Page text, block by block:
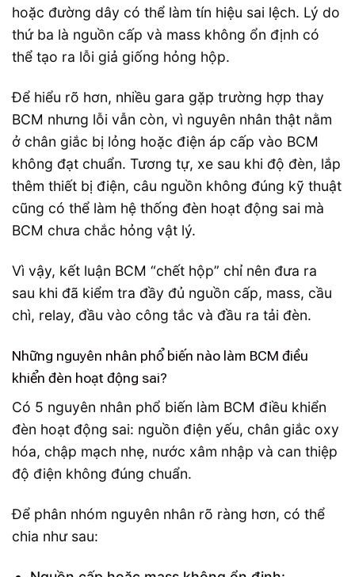
hoặc đường dây có thể làm tín hiệu sai lệch. Lý do
thứ ba là nguồn cấp và mass không ổn định có
thể tạo ra lỗi giả giống hỏng hộp.
Để hiểu rõ hơn, nhiều gara gặp trường hợp thay
BCM nhưng lỗi vẫn còn, vì nguyên nhân thật nằm
ở chân giắc bị lỏng hoặc điện áp cấp vào BCM
không đạt chuẩn. Tương tự, xe sau khi độ đèn, lắp
thêm thiết bị điện, câu nguồn không đúng kỹ thuật
cũng có thể làm hệ thống đèn hoạt động sai mà
BCM chưa chắc hỏng vật lý.
Vì vậy, kết luận BCM “chết hộp” chỉ nên đưa ra
sau khi đã kiểm tra đầy đủ nguồn cấp, mass, cầu
chì, relay, đầu vào công tắc và đầu ra tải đèn.
Những nguyên nhân phổ biến nào làm BCM điều
khiển đèn hoạt động sai?
Có 5 nguyên nhân phổ biến làm BCM điều khiển
đèn hoạt động sai: nguồn điện yếu, chân giắc oxy
hóa, chập mạch nhẹ, nước xâm nhập và can thiệp
độ điện không đúng chuẩn.
Để phân nhóm nguyên nhân rõ ràng hơn, có thể
chia như sau: